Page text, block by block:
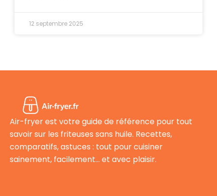
12 septembre 2025
Air-fryer est votre guide de référence pour tout
savoir sur les friteuses sans huile. Recettes,
comparatifs, astuces : tout pour cuisiner
sainement, facilement… et avec plaisir.